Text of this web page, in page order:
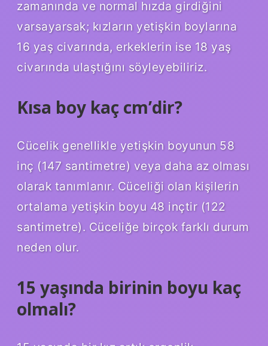
zamanında ve normal hızda girdiğini
varsayarsak; kızların yetişkin boylarına
16 yaş civarında, erkeklerin ise 18 yaş
civarında ulaştığını söyleyebiliriz.
Kısa boy kaç cm’dir?
Cücelik genellikle yetişkin boyunun 58
inç (147 santimetre) veya daha az olması
olarak tanımlanır. Cüceliği olan kişilerin
ortalama yetişkin boyu 48 inçtir (122
santimetre). Cüceliğe birçok farklı durum
neden olur.
15 yaşında birinin boyu kaç
olmalı?